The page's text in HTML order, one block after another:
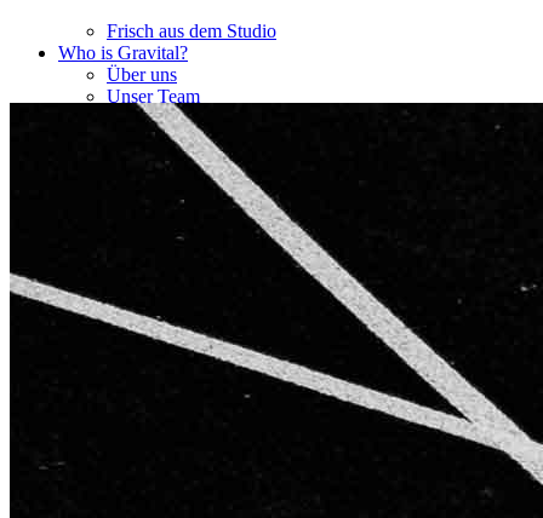
Frisch aus dem Studio
Who is Gravital?
Über uns
Unser Team
AGB
Impressum
Datenschutzerklärung
Starke Partner für starke Ergebnisse